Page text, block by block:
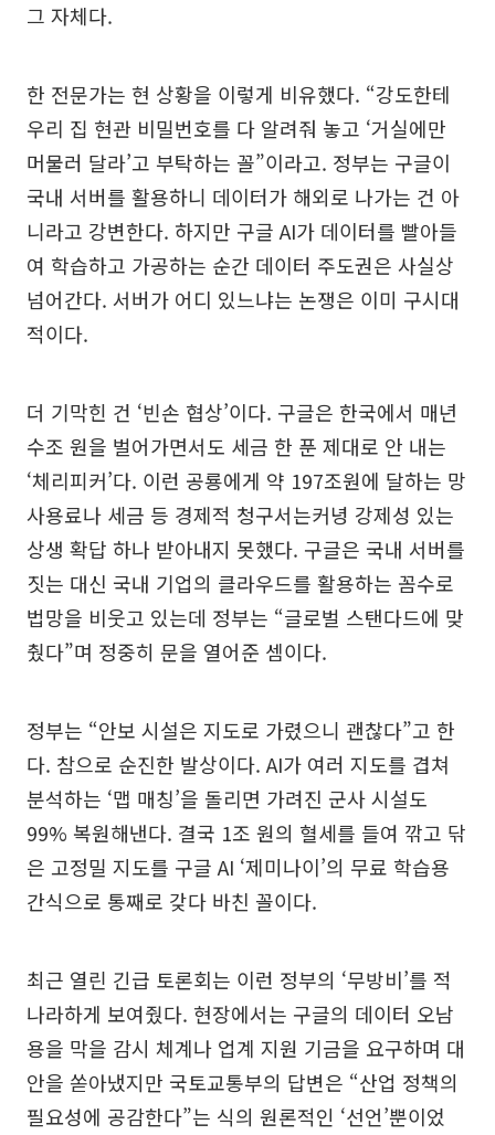
그 자체다.
한 전문가는 현 상황을 이렇게 비유했다. “강도한테
우리 집 현관 비밀번호를 다 알려줘 놓고 ‘거실에만
머물러 달라’고 부탁하는 꼴”이라고. 정부는 구글이
국내 서버를 활용하니 데이터가 해외로 나가는 건 아
니라고 강변한다. 하지만 구글 AI가 데이터를 빨아들
여 학습하고 가공하는 순간 데이터 주도권은 사실상
넘어간다. 서버가 어디 있느냐는 논쟁은 이미 구시대
적이다.
더 기막힌 건 ‘빈손 협상’이다. 구글은 한국에서 매년
수조 원을 벌어가면서도 세금 한 푼 제대로 안 내는
‘체리피커’다. 이런 공룡에게 약 197조원에 달하는 망
사용료나 세금 등 경제적 청구서는커녕 강제성 있는
상생 확답 하나 받아내지 못했다. 구글은 국내 서버를
짓는 대신 국내 기업의 클라우드를 활용하는 꼼수로
법망을 비웃고 있는데 정부는 “글로벌 스탠다드에 맞
췄다”며 정중히 문을 열어준 셈이다.
정부는 “안보 시설은 지도로 가렸으니 괜찮다”고 한
다. 참으로 순진한 발상이다. AI가 여러 지도를 겹쳐
분석하는 ‘맵 매칭’을 돌리면 가려진 군사 시설도
99% 복원해낸다. 결국 1조 원의 혈세를 들여 깎고 닦
은 고정밀 지도를 구글 AI ‘제미나이’의 무료 학습용
간식으로 통째로 갖다 바친 꼴이다.
최근 열린 긴급 토론회는 이런 정부의 ‘무방비’를 적
나라하게 보여줬다. 현장에서는 구글의 데이터 오남
용을 막을 감시 체계나 업계 지원 기금을 요구하며 대
안을 쏟아냈지만 국토교통부의 답변은 “산업 정책의
필요성에 공감한다”는 식의 원론적인 ‘선언’뿐이었